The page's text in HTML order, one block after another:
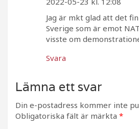
Jag är mkt glad att det
Sverige som är emot
visste om
Svara
Lämna ett svar
Din e-postadress kommer inte
Obligatoriska fält är märkta *